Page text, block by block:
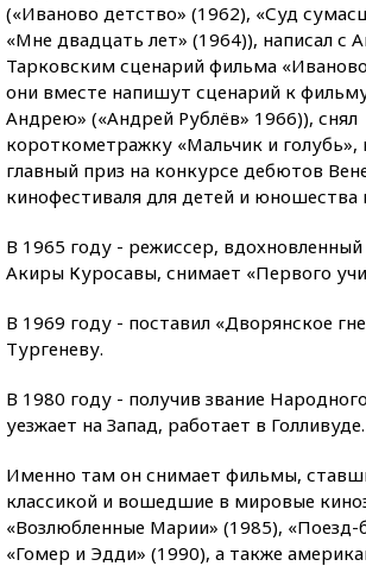
(«Иваново детство» (1962), «Суд
«Мне двадцать лет» (1964)), написал с
Тарковским сценарий фильма
они вместе напишут сценарий к
Андрею» («Андрей Рублёв» 1966)), снял
короткометражку «Мальчик и голубь»,
главный приз на конкурсе дебютов
кинофестиваля для детей и юношества
В 1965 году - режиссер,
Акиры Куросавы, снимает «Первого
В 1969 году - поставил «Дворянское
Тургеневу.
В 1980 году - получив звание
уезжает на Запад, работает в Голливуде.
Именно там он снимает фильмы,
классикой и вошедшие в мировые
«Возлюбленные Марии» (1985), «Поезд-
«Гомер и Эдди» (1990), а также